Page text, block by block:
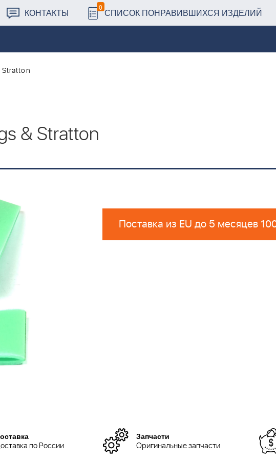
КОНТАКТЫ 0 СПИСОК ПОНРАВИВШИХСЯ ИЗДЕЛИЙ
& Stratton
Поставка из EU до 5 месяцев
по России
Запчасти
Оригинальные запчасти